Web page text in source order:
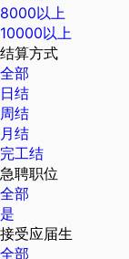
8000以上
10000以上
结算方式
全部
日结
周结
月结
完工结
急聘职位
全部
是
接受应届生
全部